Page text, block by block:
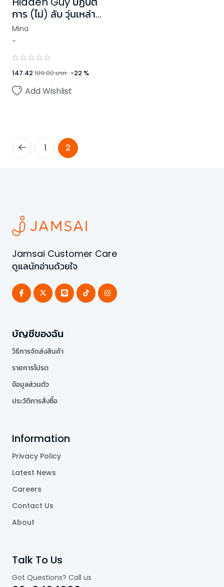
การ (ไม่) ลับ วุ่นเหล่า
นายตัวร้าย
Mina
-
147.42 189.00บาท -22 %
Add Wishlist
1 2
Jamsai Customer Care
ดูแลนักอ่านด้วยใจ
บัญชีของฉัน
วิธีการจัดส่งสินค้า
รายการโปรด
ข้อมูลส่วนตัว
ประวัติการสั่งซื้อ
Information
Privacy Policy
Latest News
Careers
Contact Us
About
Talk To Us
Got Questions? Call us